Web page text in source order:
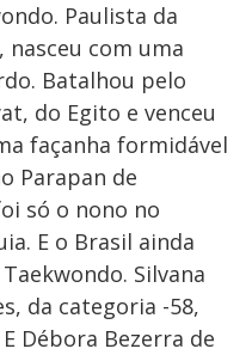
Paulista da
nasceu com uma
Batalhou pelo
do Egito e venceu
façanha formidável
Parapan de
só o nono no
E o Brasil ainda
Silvana
da categoria -58,
Débora Bezerra de